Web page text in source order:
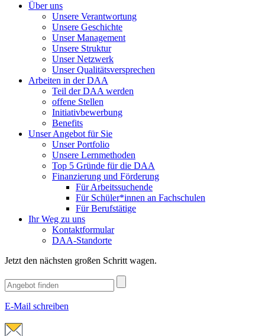
Über uns
Unsere Verantwortung
Unsere Geschichte
Unser Management
Unsere Struktur
Unser Netzwerk
Unser Qualitätsversprechen
Arbeiten in der DAA
Teil der DAA werden
offene Stellen
Initiativbewerbung
Benefits
Unser Angebot für Sie
Unser Portfolio
Unsere Lernmethoden
Top 5 Gründe für die DAA
Finanzierung und Förderung
Für Arbeitssuchende
Für Schüler*innen an Fachschulen
Für Berufstätige
Ihr Weg zu uns
Kontaktformular
DAA-Standorte
Jetzt den nächsten großen Schritt wagen.
E-Mail schreiben